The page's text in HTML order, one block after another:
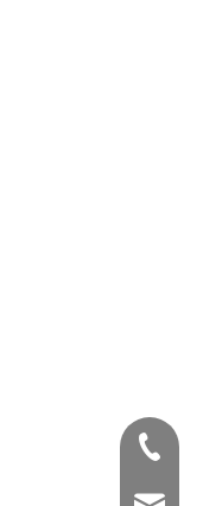
+ 86-